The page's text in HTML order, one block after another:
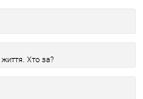
Хто за?